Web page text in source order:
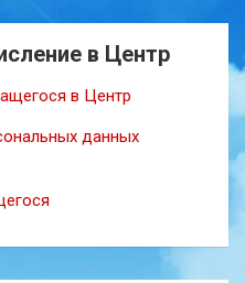
в Центр
в Центр
данных